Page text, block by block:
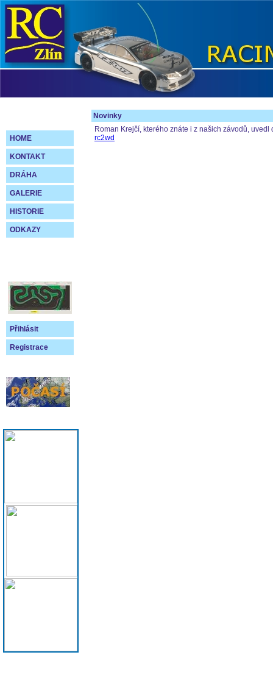
HOME
KONTAKT
DRÁHA
GALERIE
HISTORIE
ODKAZY
Přihlásit
Registrace
Novinky
Roman Krejčí, kterého znáte i z našich závodů,
rc2wd